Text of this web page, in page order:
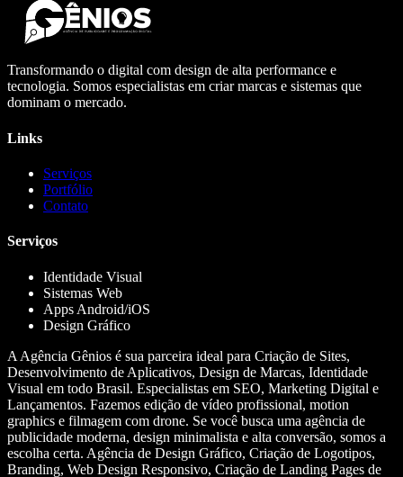
Transformando o digital com design de alta performance e
tecnologia. Somos especialistas em criar marcas e sistemas que
dominam o mercado.
Links
Serviços
Portfólio
Contato
Serviços
Identidade Visual
Sistemas Web
Apps Android/iOS
Design Gráfico
A Agência Gênios é sua parceira ideal para Criação de Sites,
Desenvolvimento de Aplicativos, Design de Marcas, Identidade
Visual em todo Brasil. Especialistas em SEO, Marketing Digital e
Lançamentos. Fazemos edição de vídeo profissional, motion
graphics e filmagem com drone. Se você busca uma agência de
publicidade moderna, design minimalista e alta conversão, somos a
escolha certa. Agência de Design Gráfico, Criação de Logotipos,
Branding, Web Design Responsivo, Criação de Landing Pages de